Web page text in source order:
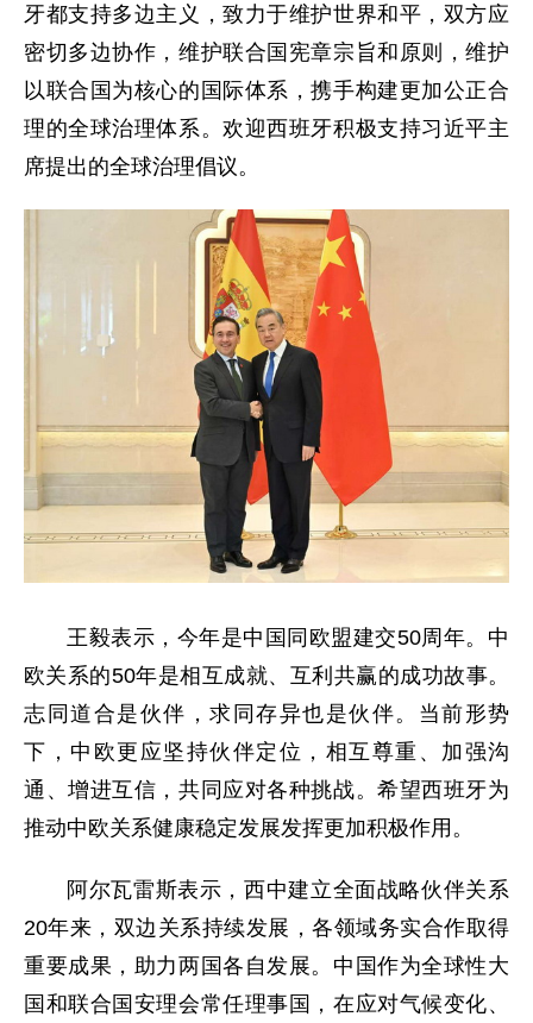
牙都支持多边主义，致力于维护世界和平，双方应
密切多边协作，维护联合国宪章宗旨和原则，维护
以联合国为核心的国际体系，携手构建更加公正合
理的全球治理体系。欢迎西班牙积极支持习近平主
席提出的全球治理倡议。
王毅表示，今年是中国同欧盟建交50周年。中
欧关系的50年是相互成就、互利共赢的成功故事。
志同道合是伙伴，求同存异也是伙伴。当前形势
下，中欧更应坚持伙伴定位，相互尊重、加强沟
通、增进互信，共同应对各种挑战。希望西班牙为
推动中欧关系健康稳定发展发挥更加积极作用。
阿尔瓦雷斯表示，西中建立全面战略伙伴关系
20年来，双边关系持续发展，各领域务实合作取得
重要成果，助力两国各自发展。中国作为全球性大
国和联合国安理会常任理事国，在应对气候变化、